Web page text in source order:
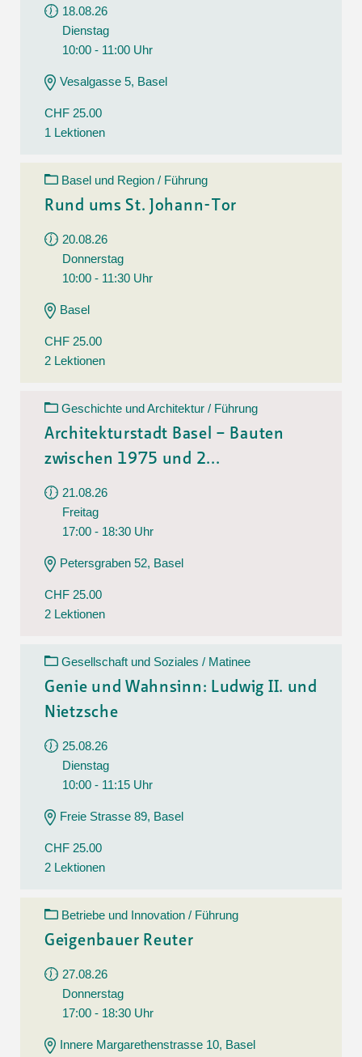
18.08.26
Dienstag
10:00 - 11:00 Uhr
Vesalgasse 5, Basel
CHF 25.00
1 Lektionen
Basel und Region / Führung
Rund ums St. Johann-Tor
20.08.26
Donnerstag
10:00 - 11:30 Uhr
Basel
CHF 25.00
2 Lektionen
Geschichte und Architektur / Führung
Architekturstadt Basel – Bauten
zwischen 1975 und 2...
21.08.26
Freitag
17:00 - 18:30 Uhr
Petersgraben 52, Basel
CHF 25.00
2 Lektionen
Gesellschaft und Soziales / Matinee
Genie und Wahnsinn: Ludwig II. und
Nietzsche
25.08.26
Dienstag
10:00 - 11:15 Uhr
Freie Strasse 89, Basel
CHF 25.00
2 Lektionen
Betriebe und Innovation / Führung
Geigenbauer Reuter
27.08.26
Donnerstag
17:00 - 18:30 Uhr
Innere Margarethenstrasse 10, Basel